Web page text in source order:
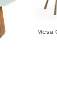
Mesa